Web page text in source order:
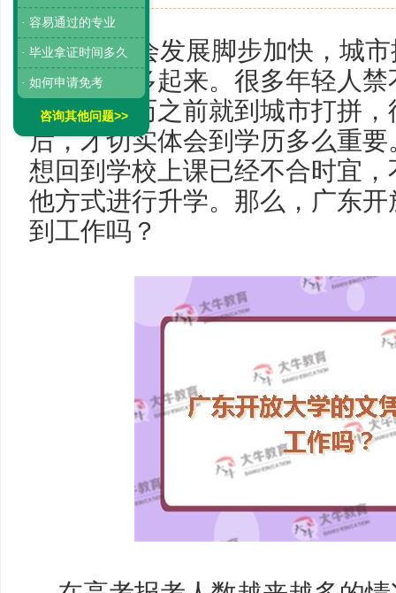
随着社会发展脚步加快，城
会也变得多起来。很多年轻人
有完成学历之前就到城市打拼
后，才切实体会到学历多么重
想回到学校上课已经不合时宜
他方式进行升学。那么，广东
到工作吗？
· 容易通过的专业
· 毕业拿证时间多久
· 如何申请免考
咨询其他问题>>